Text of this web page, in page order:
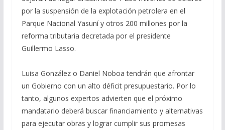
por la suspensión de la explotación petrolera en el
Parque Nacional Yasuní y otros 200 millones por la
reforma tributaria decretada por el presidente
Guillermo Lasso.
Luisa González o Daniel Noboa tendrán que afrontar
un Gobierno con un alto déficit presupuestario. Por lo
tanto, algunos expertos advierten que el próximo
mandatario deberá buscar financiamiento y alternativas
para ejecutar obras y lograr cumplir sus promesas